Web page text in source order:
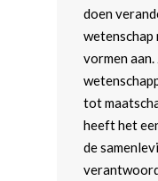
doen
wetenschap
vormen
tot
heeft het
de